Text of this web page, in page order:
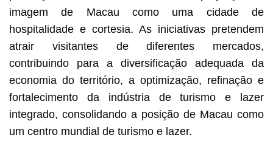
imagem de Macau como uma cidade de
hospitalidade e cortesia. As iniciativas pretendem
atrair visitantes de diferentes mercados,
contribuindo para a diversificação adequada da
economia do território, a optimização, refinação e
fortalecimento da indústria de turismo e lazer
integrado, consolidando a posição de Macau como
um centro mundial de turismo e lazer.